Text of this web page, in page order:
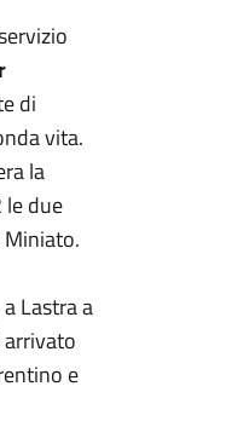
di
vita.
la
due
Miniato.
Lastra a
arrivato
e